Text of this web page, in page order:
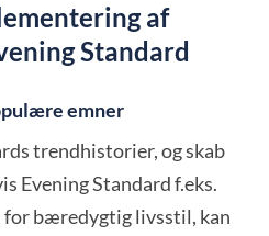
af
Standard
emner
trendhistorier, og skab
Evening Standard f.eks.
bæredygtig livsstil, kan